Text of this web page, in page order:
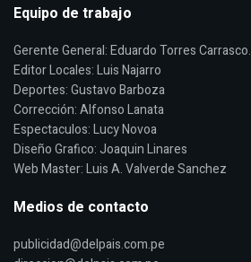
Equipo de trabajo
Gerente General: Eduardo Torres Carrasco.
Editor Locales: Luis Najarro
Deportes: Gustavo Barboza
Corrección: Alfonso Lanata
Espectaculos: Lucy Novoa
Diseño Grafico: Joaquin Linares
Web Master: Luis A. Valverde Sanchez
Medios de contacto
publicidad@delpais.com.pe